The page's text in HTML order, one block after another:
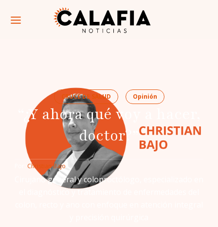
CRUCE DE SALUD Opinión
“¿Y ahora qué voy a hacer,
doctor?”
Christian Bajo
Cirujano general y coloproctólogo, especializado en
el diagnóstico y tratamiento de enfermedades del